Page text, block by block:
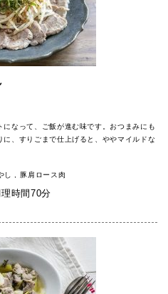
なって、ご飯が進む味です。おつまみにも
、すりごまで仕上げると、ややマイルドな
し 豚肩ロース肉
時間70分